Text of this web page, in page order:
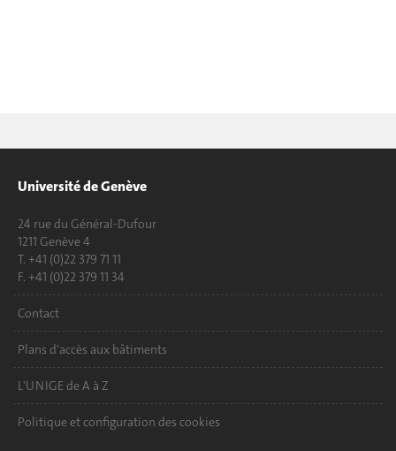
Université de Genève
24 rue du Général-Dufour
1211 Genève 4
T. +41 (0)22 379 71 11
F. +41 (0)22 379 11 34
Contact
Plans d'accès aux bâtiments
L'UNIGE de A à Z
Politique et configuration des cookies